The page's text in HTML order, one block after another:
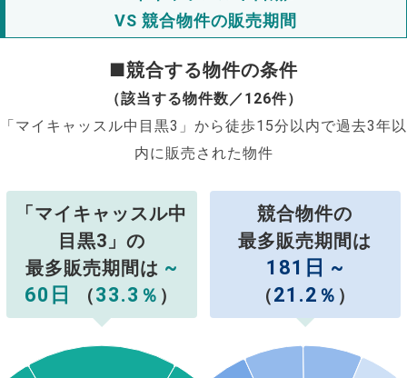
VS 競合物件の販売期間
■競合する物件の条件
（該当する物件数／126件）
「マイキャッスル中目黒3」から徒歩15分以内で過去3年以
内に販売された物件
「マイキャッスル中
目黒3」の
最多販売期間は ~
60日
（33.3 ％ ）
競合物件の
最多販売期間は
181日 ~
（21.2 ％ ）